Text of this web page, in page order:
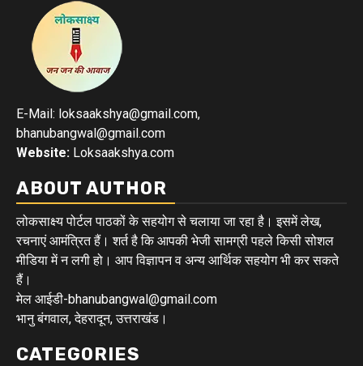
E-Mail: loksaakshya@gmail.com,
bhanubangwal@gmail.com
Website: Loksaakshya.com
ABOUT AUTHOR
लोकसाक्ष्य पोर्टल पाठकों के सहयोग से चलाया जा रहा है। इसमें लेख,
रचनाएं आमंत्रित हैं। शर्त है कि आपकी भेजी सामग्री पहले किसी सोशल
मीडिया में न लगी हो। आप विज्ञापन व अन्य आर्थिक सहयोग भी कर सकते
हैं।
मेल आईडी-bhanubangwal@gmail.com
भानु बंगवाल, देहरादून, उत्तराखंड।
CATEGORIES